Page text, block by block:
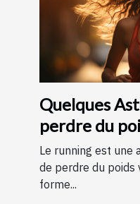
Quelques
perdre du
running ?
Le running est une
de perdre du poids
forme...